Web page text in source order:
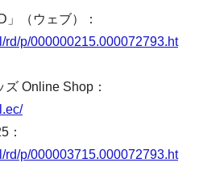
（ウェブ）：
rd/p/000000215.000072793.ht
Online Shop：
：
rd/p/000003715.000072793.ht